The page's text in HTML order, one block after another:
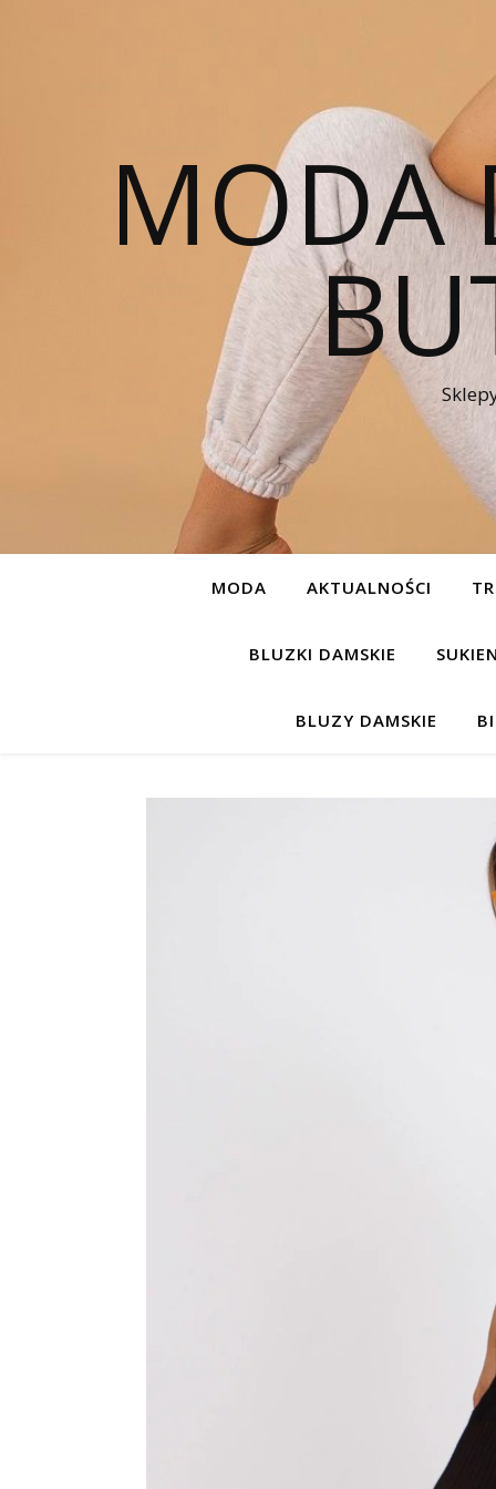
MODA
MODA AKTUALNOŚCI
BLUZKI DAMSKIE
BLUZY DAMSKIE